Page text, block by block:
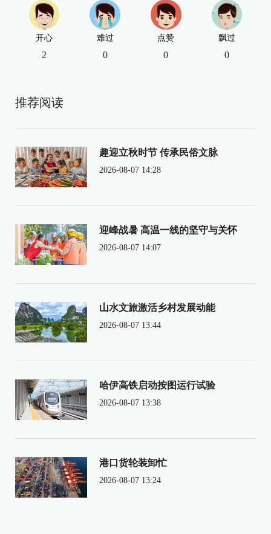
开心
2
难过
0
点赞
0
飘过
0
推荐阅读
趣迎立秋时节 传承民俗文脉
2026-08-07 14:28
迎峰战暑 高温一线的坚守与关怀
2026-08-07 14:07
山水文旅激活乡村发展动能
2026-08-07 13:44
哈伊高铁启动按图运行试验
2026-08-07 13:38
港口货轮装卸忙
2026-08-07 13:24